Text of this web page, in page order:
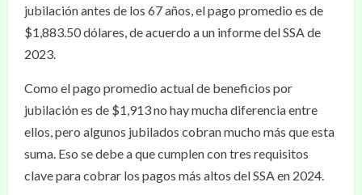
jubilación antes de los 67 años, el pago promedio es de
$1,883.50 dólares, de acuerdo a un informe del SSA de
2023.
Como el pago promedio actual de beneficios por
jubilación es de $1,913 no hay mucha diferencia entre
ellos, pero algunos jubilados cobran mucho más que esta
suma. Eso se debe a que cumplen con tres requisitos
clave para cobrar los pagos más altos del SSA en 2024.